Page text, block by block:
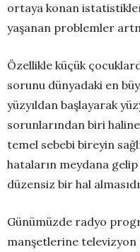
ortaya konan
yaşanan problemler
Özellikle küçük
sorunu dünyadaki en
yüzyıldan başlayarak
sorunlarından biri
temel sebebi bireyin
hataların meydana gelip
düzensiz bir hal
Günümüzde radyo
manşetlerine